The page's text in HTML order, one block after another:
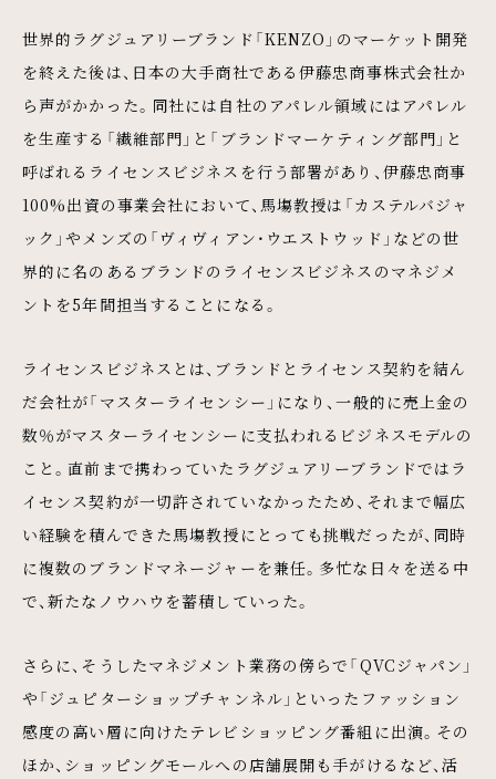
世界的ラグジュアリーブランド「KENZO」のマーケット開発
を終えた後は、日本の大手商社である伊藤忠商事株式会社か
ら声がかかった。同社には自社のアパレル領域にはアパレル
を生産する「繊維部門」と「ブランドマーケティング部門」と
呼ばれるライセンスビジネスを行う部署があり、伊藤忠商事
100%出資の事業会社において、馬塲教授は「カステルバジャ
ック」やメンズの「ヴィヴィアン・ウエストウッド」などの世
界的に名のあるブランドのライセンスビジネスのマネジメ
ントを5年間担当することになる。
ライセンスビジネスとは、ブランドとライセンス契約を結ん
だ会社が「マスターライセンシー」になり、一般的に売上金の
数％がマスターライセンシーに支払われるビジネスモデルの
こと。直前まで携わっていたラグジュアリーブランドではラ
イセンス契約が一切許されていなかったため、それまで幅広
い経験を積んできた馬塲教授にとっても挑戦だったが、同時
に複数のブランドマネージャーを兼任。多忙な日々を送る中
で、新たなノウハウを蓄積していった。
さらに、そうしたマネジメント業務の傍らで「QVCジャパン」
や「ジュピターショップチャンネル」といったファッション
感度の高い層に向けたテレビショッピング番組に出演。その
ほか、ショッピングモールへの店舗展開も手がけるなど、活